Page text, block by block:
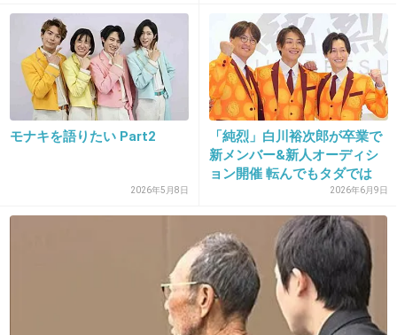
自分で薬に手を出したくせに何文句言ってんの
+115 -1
23. 匿名2013/05/10(金) 19:22:51
でも、彼女の復帰を待つファンもいるんだよ
モナキを語りたい Part2
2026年5月8日
「純烈」白川裕次郎が卒業で
新メンバー&新人オーディシ
ョン開催 転んでもタダでは
2026年6月9日